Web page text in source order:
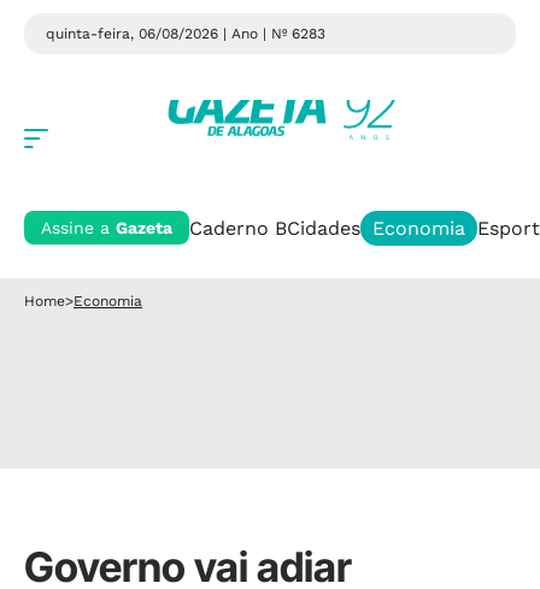
quinta-feira, 06/08/2026 | Ano | Nº 6283
Assine a Gazeta Caderno BCidades Economia
Home>Economia
Governo vai adiar